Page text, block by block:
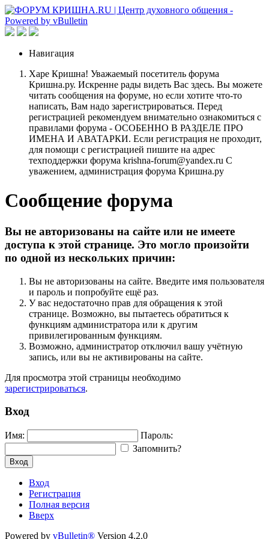
Навигация
Харе Кришна! Уважаемый посетитель форума
Кришна.ру. Искренне рады видеть Вас здесь. Вы можете
читать сообщения на форуме, но если хотите что-то
написать, Вам надо зарегистрироваться. Перед
регистрацией рекомендуем внимательно ознакомиться с
правилами форума - ОСОБЕННО В РАЗДЕЛЕ ПРО
ИМЕНА И АВАТАРКИ. Если регистрация не проходит,
для помощи с регистрацией пишите на адрес
техподдержки форума krishna-forum@yandex.ru С
уважением, администрация форума Кришна.ру
Сообщение форума
Вы не авторизованы на сайте или не имеете
доступа к этой странице. Это могло произойти
по одной из нескольких причин:
Вы не авторизованы на сайте. Введите имя пользователя
и пароль и попробуйте ещё раз.
У вас недостаточно прав для обращения к этой
странице. Возможно, вы пытаетесь обратиться к
функциям администратора или к другим
привилегированным функциям.
Возможно, администратор отключил вашу учётную
запись, или вы не активированы на сайте.
Для просмотра этой страницы необходимо
зарегистрироваться.
Вход
Имя:
Пароль:
Запомнить?
Вход
Вход
Регистрация
Полная версия
Вверх
Powered by vBulletin® Version 4.2.0